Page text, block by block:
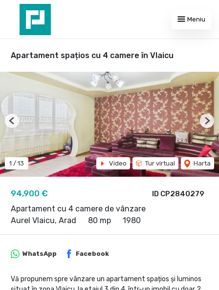
Meniu
Apartament spațios cu 4 camere în Vlaicu
ID CP2840279
94,900 €
Apartament cu 4 camere de vânzare
Aurel Vlaicu, Arad
80 mp 1980
1 / 13 Video Tur virtual Harta
Previous
WhatsApp Facebook
Vă propunem spre vânzare un apartament spațios și luminos